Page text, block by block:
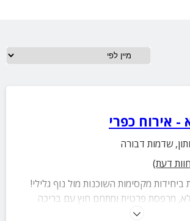
אירוח כפרי
,שדמות דבורה
חוות דעת)
מקסימות השוכנות מול נוף גלילי!
מרפסת פרטית ומתחם חוץ עם בריכה
צמחייה מטופחת ועוד